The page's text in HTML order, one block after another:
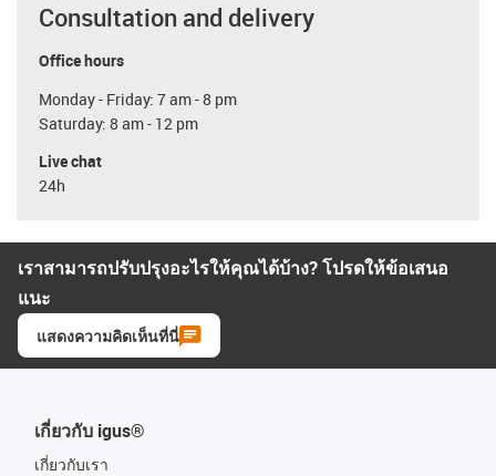
Consultation and delivery
Office hours
Monday - Friday: 7 am - 8 pm
Saturday: 8 am - 12 pm
Live chat
24h
เราสามารถปรับปรุงอะไรให้คุณได้บ้าง? โปรดให้ข้อเสนอ
แนะ
แสดงความคิดเห็นที่นี่
เกี่ยวกับ igus®
เกี่ยวกับเรา